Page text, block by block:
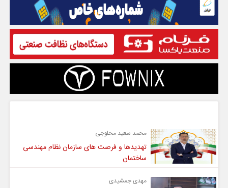
محمد سعید محلوجی
تهدیدها و فرصت های سازمان نظام مهندسی
ساختمان
مهدی جمشیدی